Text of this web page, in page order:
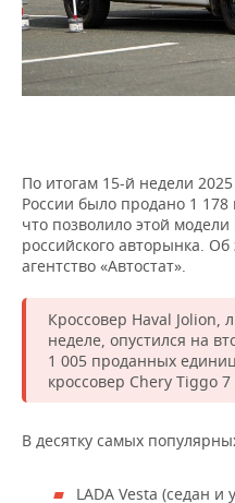
НЕФТЕХИМИЯ
НЕФТЬ
РОЗНИЧНАЯ ТОРГОВЛЯ
ТРАНСПОРТ
НОВОСТИ ТЕХНОЛОГИЙ
IT
ТЕЛЕКОММУНИКАЦИИ
МЕРОПРИЯТИЯ
НОВОСТИ
БИЗНЕС-БРАНЧИ
ONLINE-КОНФЕРЕНЦИИ
СПОРТ
ФУТБОЛ
ХОККЕЙ
ВОЛЕЙБОЛ
КИБЕРСПОРТ
ФИГУРНОЕ КАТАНИЕ
ВОДНЫЕ ВИДЫ СПОРТА
НОВОСТИ ОБЩЕСТВА
ВЛАСТЬ
ИСТОРИЯ
КУЛЬТУРА
МЕДИЦИНА
ОБРАЗОВАНИЕ
ФОТОГАЛЕРЕЯ
СЮЖЕТЫ
СПРАВОЧНИК
СПИСОК ПЕРСОН
СПИСОК КОМПАНИЙ
ПОЛНАЯ ВЕРСИЯ
По итогам 15-й недели
России было продано 1 178
что позволило этой
российского авторынка. Об
агентство «Автостат».
Кроссовер Haval Jolion,
неделе, опустился на
1 005 проданных
кроссовер Chery Tiggo
В десятку самых
LADA Vesta (седан и